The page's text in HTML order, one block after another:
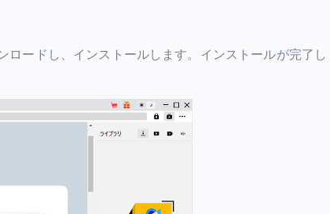
ードし、インストールします。インストールが完了し